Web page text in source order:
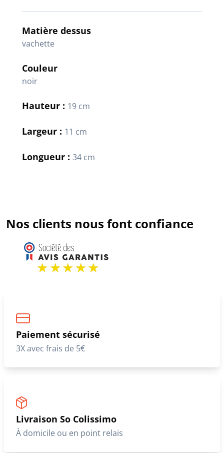
Matière dessus
vachette
Couleur
noir
Hauteur : 19 cm
Largeur : 11 cm
Longueur : 34 cm
Nos clients nous font confiance
Paiement sécurisé
3X avec frais de 5€
Livraison So Colissimo
À domicile ou en point relais